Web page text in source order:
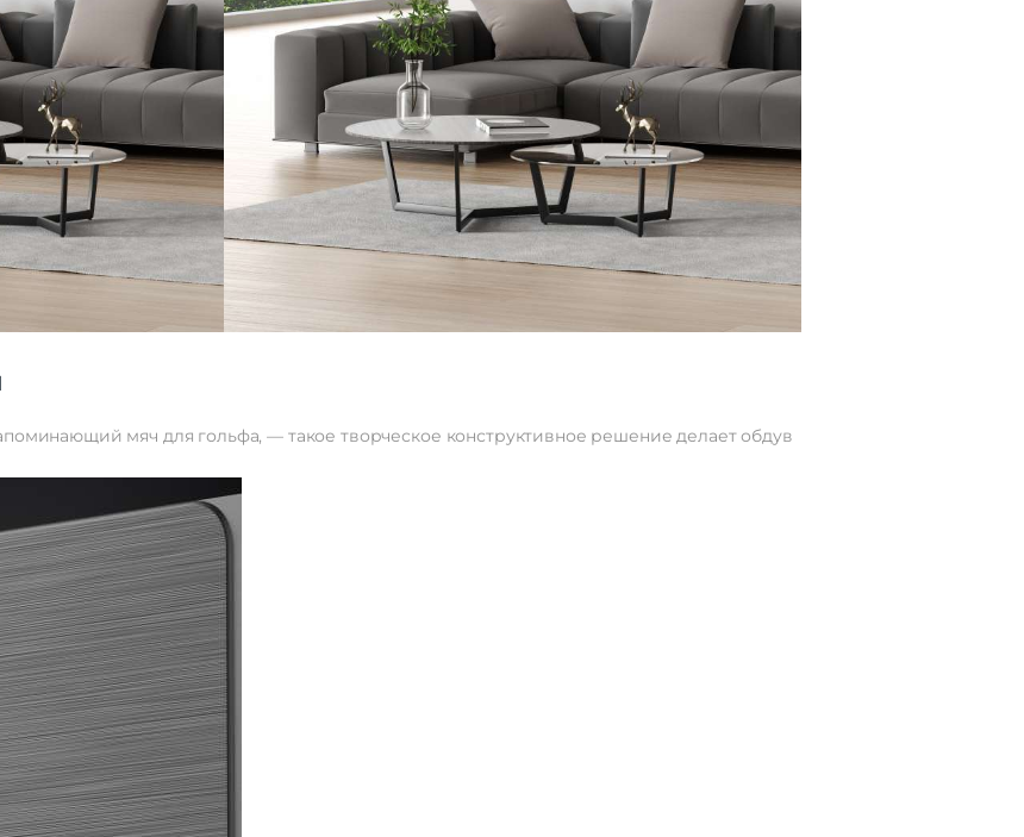
мяч для гольфа, — такое творческое конструктивное решение делает обдув